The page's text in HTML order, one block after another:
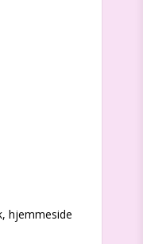
hjemmeside